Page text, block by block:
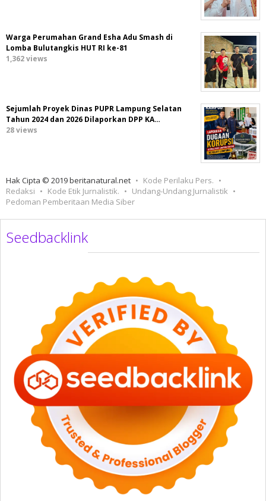
Warga Perumahan Grand Esha Adu Smash di
Lomba Bulutangkis HUT RI ke-81
1,362 views
Sejumlah Proyek Dinas PUPR Lampung Selatan
Tahun 2024 dan 2026 Dilaporkan DPP KA…
28 views
Hak Cipta © 2019 beritanatural.net
Kode Perilaku Pers.
Redaksi
Kode Etik Jurnalistik.
Undang-Undang Jurnalistik
Pedoman Pemberitaan Media Siber
Seedbacklink